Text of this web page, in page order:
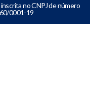
no CNPJ de número
0001-19